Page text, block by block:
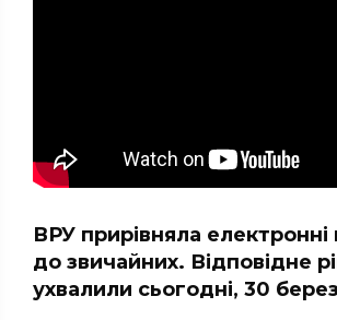
ВРУ прирівняла електронні
до звичайних. Відповідне
ухвалили сьогодні, 30